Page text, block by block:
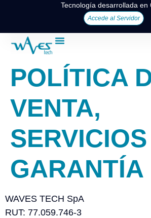
Tecnología desarrollada en
Accede al Servidor
POLÍTICA
VENTA,
GARANTÍA
WAVES TECH SpA
RUT: 77.059.746-3